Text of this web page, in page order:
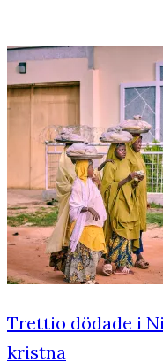
Trettio dödade i
kristna